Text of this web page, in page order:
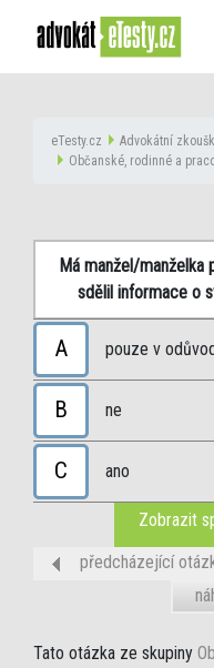
eTesty.cz Advokátní
Občanské, rodinné a
Má manžel/manželka
sdělil informace o
A pouze v
B ne
C ano
Zobrazit
předcházející
Tato otázka ze skupiny